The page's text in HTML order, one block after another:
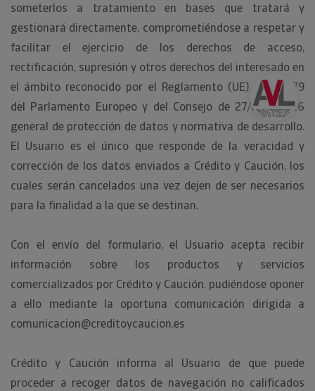
someterlos a tratamiento en bases que tratará y
gestionará directamente, comprometiéndose a respetar y
facilitar el ejercicio de los derechos de acceso,
rectificación, supresión y otros derechos del interesado en
el ámbito reconocido por el Reglamento (UE) 2016/679
del Parlamento Europeo y del Consejo de 27/abril/2016
general de protección de datos y normativa de desarrollo.
El Usuario es el único que responde de la veracidad y
corrección de los datos enviados a Crédito y Caución, los
cuales serán cancelados una vez dejen de ser necesarios
para la finalidad a la que se destinan.
Con el envío del formulario, el Usuario acepta recibir
información sobre los productos y servicios
comercializados por Crédito y Caución, pudiéndose oponer
a ello mediante la oportuna comunicación dirigida a
comunicacion@creditoycaucion.es
Crédito y Caución informa al Usuario de que puede
proceder a recoger datos de navegación no calificados